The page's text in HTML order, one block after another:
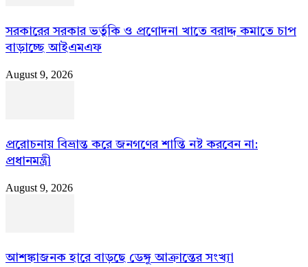
সরকারের সরকার ভর্তুকি ও প্রণোদনা খাতে বরাদ্দ কমাতে চাপ
বাড়াচ্ছে আইএমএফ
August 9, 2026
প্ররোচনায় বিভ্রান্ত করে জনগণের শান্তি নষ্ট করবেন না:
প্রধানমন্ত্রী
August 9, 2026
আশঙ্কাজনক হারে বাড়ছে ডেঙ্গু আক্রান্তের সংখ্যা